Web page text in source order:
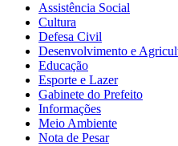
Assistência Social
Cultura
Defesa Civil
Desenvolvimento e
Educação
Esporte e Lazer
Gabinete do Prefeito
Informações
Meio Ambiente
Nota de Pesar